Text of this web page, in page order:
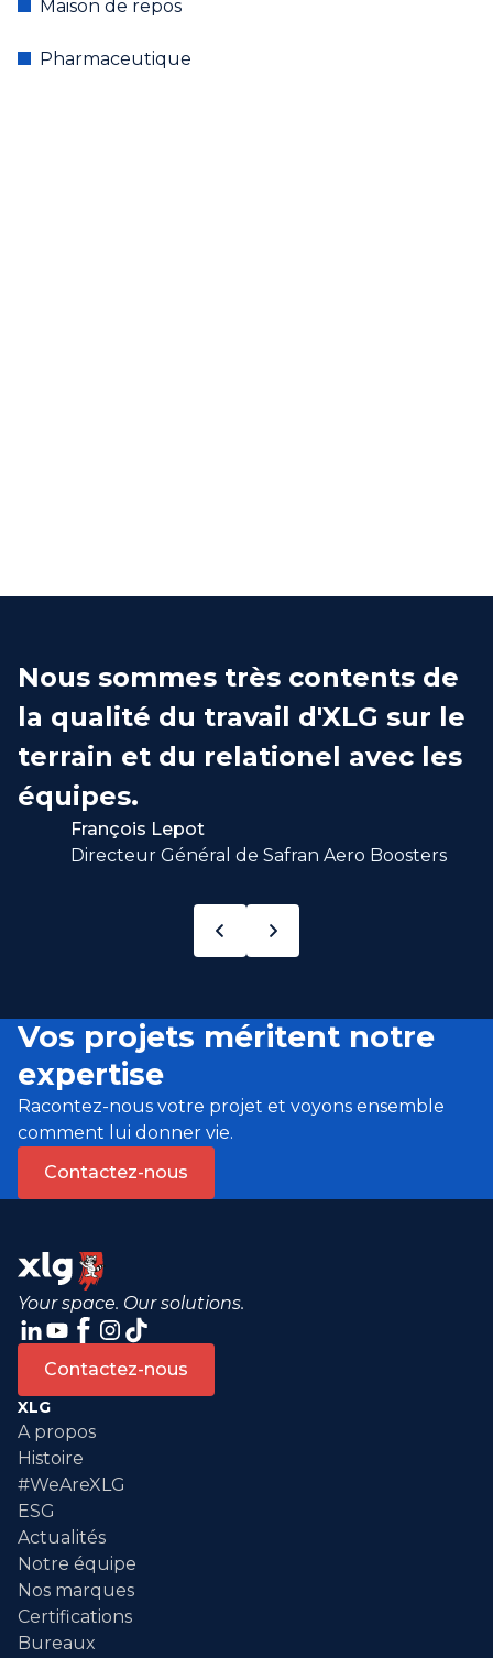
Maison de repos
Pharmaceutique
Nous sommes très contents de
la qualité du travail d'XLG sur le
terrain et du relationel avec les
équipes.
François Lepot
Directeur Général de Safran Aero Boosters
Vos projets méritent notre
expertise
Racontez-nous votre projet et voyons ensemble
comment lui donner vie.
Contactez-nous
Your space. Our solutions.
Contactez-nous
XLG
A propos
Histoire
#WeAreXLG
ESG
Actualités
Notre équipe
Nos marques
Certifications
Bureaux